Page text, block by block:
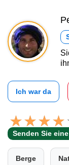
Ich war da
Senden Sie
Berge